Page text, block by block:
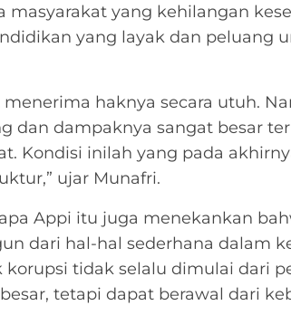
masyarakat yang kehilangan
yang layak dan peluang
menerima haknya secara utuh.
dan dampaknya sangat besar
Kondisi inilah yang pada
ujar Munafri.
Appi itu juga menekankan
dari hal-hal sederhana dalam
korupsi tidak selalu dimulai dari
tetapi dapat berawal dari